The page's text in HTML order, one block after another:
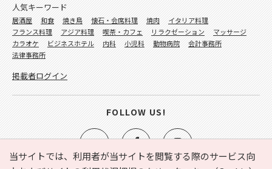
当サイトでは、利用者が当サイトを閲覧する際のサービス向
人気キーワード
居酒屋 和食 焼き鳥 懐石・会席料理 焼肉
イタリア料理
フランス料理
アジア料理 喫茶・カフェ リラクゼーション
マッサージ
カラオケ
ビジネスホテル 内科 小児科 動物病院
会計事務所
法律事務所
掲載者ログイン
FOLLOW US!